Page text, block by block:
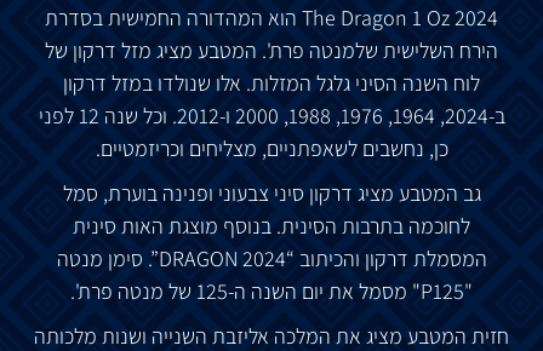
The Dragon 1 Oz 2024 הוא המהדורה החמישיתבסדרת
הירח השלישית שלמנטה פרת'. המטבע מציג מזל דרקון של
לוח השנה הסיני גלגל המזלות. אלו שנולדו במזל דרקון
ב-2024, 1964, 1976, 1988, 2000 ו-2012. וכל שנה
לפני
כן, נחשבים לשאפתניים, מצליחים וכריזמטיים.
גב המטבע מציג דרקון סיני צבעוני ופנינה בוערת, סמל
לחוכמה בתרבות הסינית. בנוסף מוצגת האות סינית
המסמלת דרקון והכיתוב “DRAGON 2024”. סימן מנטה
"P125"
מסמל את יום השנה ה-125 של מנטה פרת'.
חזית המטבע מציג את המלכה אליזבת השנייה ושנות מלכותה